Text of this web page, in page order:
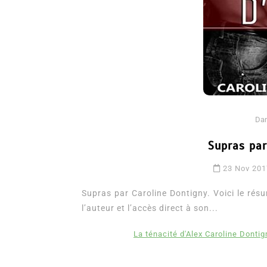
Supras
23 Nov
Supras par Caroline Dontigny. Voici le
l’auteur et l’accès direct à son...
La ténacité d'Alex Caroline
Romances – l’actualité :
2026
6 Juil 2026 0 3 052 words
littérature sentimentale romance